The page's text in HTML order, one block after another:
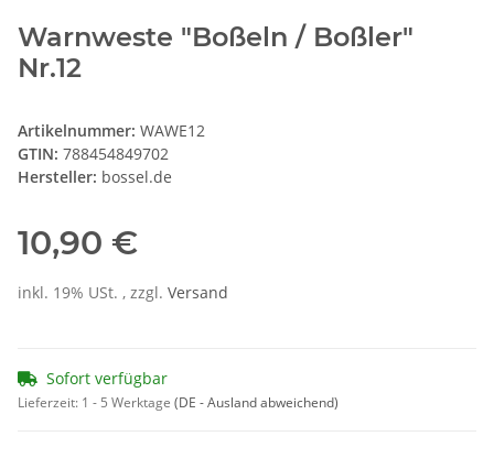
Warnweste "Boßeln / Boßler"
Nr.12
Artikelnummer: WAWE12
GTIN: 788454849702
Hersteller: bossel.de
10,90 €
inkl. 19% USt. , zzgl. Versand
Sofort verfügbar
Lieferzeit: 1 - 5 Werktage (DE - Ausland abweichend)